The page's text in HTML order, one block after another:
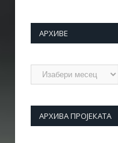
АРХИВЕ
Архиве
АРХИВА ПРОЈЕКАТА